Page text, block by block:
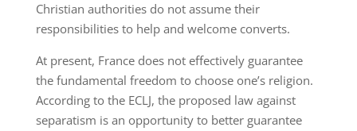
Christian authorities do not assume their
responsibilities to help and welcome converts.
At present, France does not effectively guarantee
the fundamental freedom to choose one’s religion.
According to the ECLJ, the proposed law against
separatism is an opportunity to better guarantee